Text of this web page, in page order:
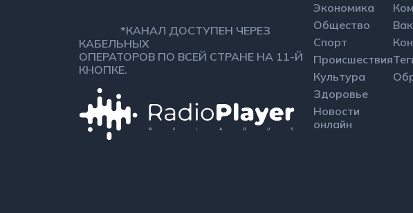
*КАНАЛ ДОСТУПЕН ЧЕРЕЗ
КАБЕЛЬНЫХ
ОПЕРАТОРОВ ПО ВСЕЙ СТРАНЕ НА 11-Й
КНОПКЕ.
Экономика
Общество
Спорт
Происшествия
Культура
Здоровье
Новости
онлайн